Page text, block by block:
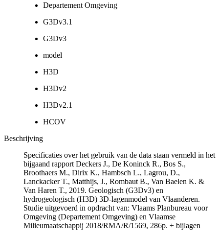
Departement Omgeving
G3Dv3.1
G3Dv3
model
H3D
H3Dv2
H3Dv2.1
HCOV
Beschrijving
Specificaties over het gebruik van de data staan vermeld in het
bijgaand rapport Deckers J., De Koninck R., Bos S.,
Broothaers M., Dirix K., Hambsch L., Lagrou, D.,
Lanckacker T., Matthijs, J., Rombaut B., Van Baelen K. &
Van Haren T., 2019. Geologisch (G3Dv3) en
hydrogeologisch (H3D) 3D-lagenmodel van Vlaanderen.
Studie uitgevoerd in opdracht van: Vlaams Planbureau voor
Omgeving (Departement Omgeving) en Vlaamse
Milieumaatschappij 2018/RMA/R/1569, 286p. + bijlagen